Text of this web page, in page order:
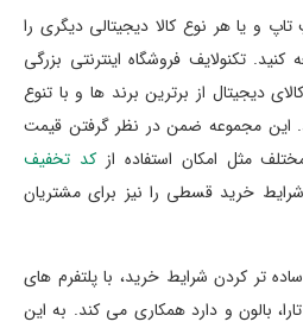
و یا هر نوع کالا دیجیتالی دیگری را
کنید. تکنولایف فروشگاه اینترنتی بزرگی
دیجیتال از برترین برند ها و با تنوع
این مجموعه ضمن در نظر گرفتن قیمت
مثل امکان استفاده ازکد تخفیف
شرایط خرید قسطی را نیز برای مشتریان
تر کردن شرایط خرید، با پلتفرم های
بالون و دارد همکاری می کند. به این